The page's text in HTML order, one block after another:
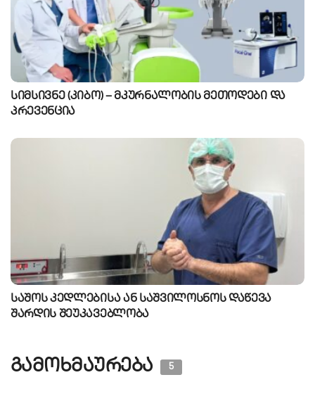
სიმსივნე (კიბო) – მკურნალობის მეთოდები და
პრევენცია
საშოს კედლებისა ან საშვილოსნოს დაწევა
შარდის შეუკავებლობა
გამოხმაურება 5